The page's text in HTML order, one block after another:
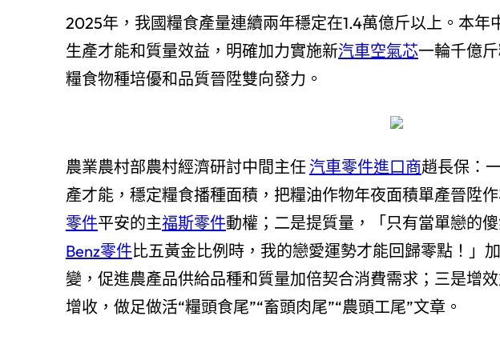
2025年，我國糧食產量連續兩年穩定在1.4萬億斤以上。本年
生產才能和質量效益，明確加力實施新汽車空氣芯一輪千億
糧食物種培優和品質晉陞雙向發力。
農業農村部農村經濟研討中間主任 汽車零件進口商趙長保：
產才能，穩定糧食播種面積，把糧油作物年夜面積單產晉陞
零件平安的主福斯零件動權；二是提質量，「只有當單戀的
Benz零件比五黃金比例時，我的戀愛運勢才能回歸零點！」
變，促進農產品供給品種和質量加倍契合消費需求；三是增
增收，做足做活“糧頭食尾”“畜頭肉尾”“農頭工尾”文章。